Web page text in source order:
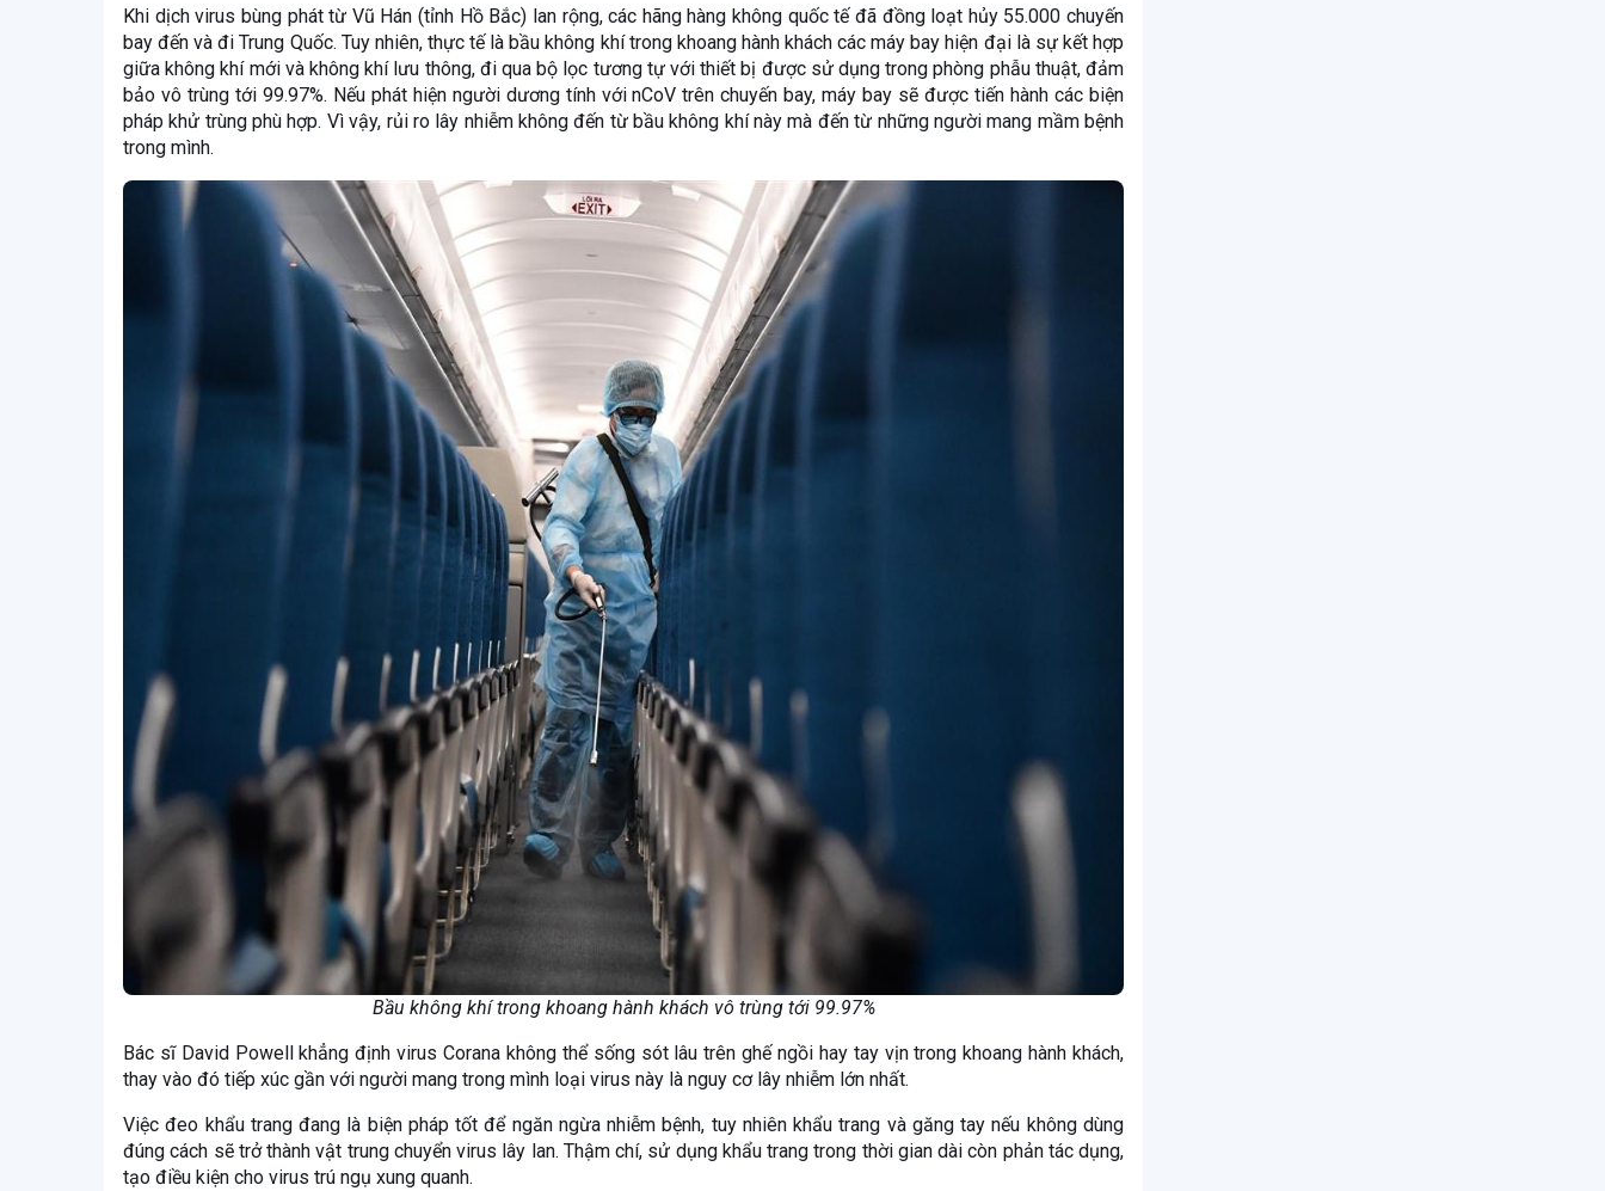
Khi dịch virus bùng phát từ Vũ Hán (tỉnh Hồ Bắc) lan rộng, các hãng hàng không quốc tế đã đồng loạt hủy 55.000 chuyến
bay đến và đi Trung Quốc. Tuy nhiên, thực tế là bầu không khí trong khoang hành khách các máy bay hiện đại là sự kết hợp
giữa không khí mới và không khí lưu thông, đi qua bộ lọc tương tự với thiết bị được sử dụng trong phòng phẫu thuật, đảm
bảo vô trùng tới 99.97%. Nếu phát hiện người dương tính với nCoV trên chuyến bay, máy bay sẽ được tiến hành các biện
pháp khử trùng phù hợp. Vì vậy, rủi ro lây nhiễm không đến từ bầu không khí này mà đến từ những người mang mầm bệnh
trong mình.
Bầu không khí trong khoang hành khách vô trùng tới 99.97%
Bác sĩ David Powell khẳng định virus Corana không thể sống sót lâu trên ghế ngồi hay tay vịn trong khoang hành khách,
thay vào đó tiếp xúc gần với người mang trong mình loại virus này là nguy cơ lây nhiễm lớn nhất.
Việc đeo khẩu trang đang là biện pháp tốt để ngăn ngừa nhiễm bệnh, tuy nhiên khẩu trang và găng tay nếu không dùng
đúng cách sẽ trở thành vật trung chuyển virus lây lan. Thậm chí, sử dụng khẩu trang trong thời gian dài còn phản tác dụng,
tạo điều kiện cho virus trú ngụ xung quanh.